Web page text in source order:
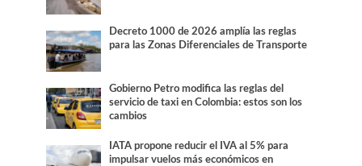
Decreto 1000 de 2026 amplía las reglas
para las Zonas Diferenciales de Transporte
Gobierno Petro modifica las reglas del
servicio de taxi en Colombia: estos son los
cambios
IATA propone reducir el IVA al 5% para
impulsar vuelos más económicos en